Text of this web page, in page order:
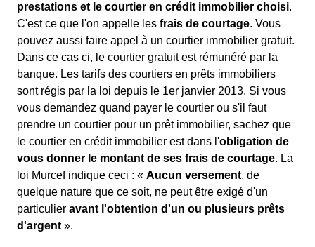
prestations et le courtier en crédit immobilier choisi.
C'est ce que l'on appelle les frais de courtage. Vous
pouvez aussi faire appel à un courtier immobilier gratuit.
Dans ce cas ci, le courtier gratuit est rémunéré par la
banque. Les tarifs des courtiers en prêts immobiliers
sont régis par la loi depuis le 1er janvier 2013. Si vous
vous demandez quand payer le courtier ou s'il faut
prendre un courtier pour un prêt immobilier, sachez que
le courtier en crédit immobilier est dans l'obligation de
vous donner le montant de ses frais de courtage. La
loi Murcef indique ceci : « Aucun versement, de
quelque nature que ce soit, ne peut être exigé d'un
particulier avant l'obtention d'un ou plusieurs prêts
d'argent ».